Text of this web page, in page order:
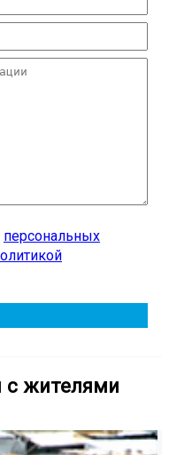
персональных
с жителями